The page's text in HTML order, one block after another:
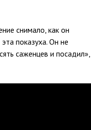
снимало, как он
показуха. Он не
саженцев и посадил»,